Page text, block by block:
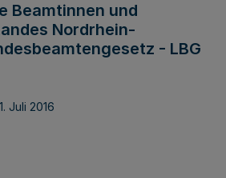
Beamtinnen und
Nordrhein-
- LBG
Juli 2016